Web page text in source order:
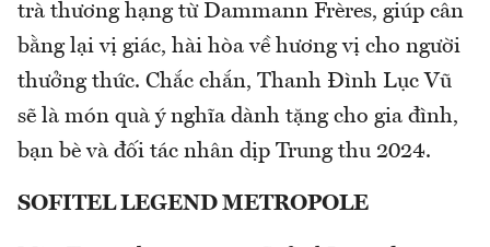
trà thương hạng từ Dammann Frères, giúp cân
bằng lại vị giác, hài hòa về hương vị cho người
thưởng thức. Chắc chắn, Thanh Đình Lục Vũ
sẽ là món quà ý nghĩa dành tặng cho gia đình,
bạn bè và đối tác nhân dịp Trung thu 2024.
SOFITEL LEGEND METROPOLE